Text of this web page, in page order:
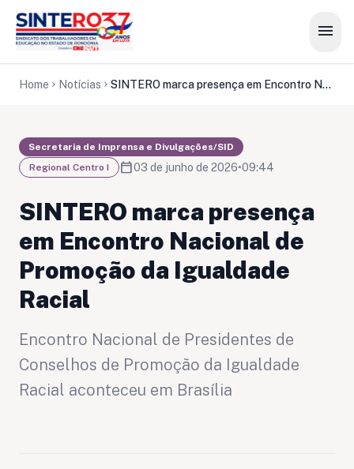
menu
Home chevron_right Notícias chevron_right SINTERO marca presença em Encontro Nacional de Promoção da Igualdade Racial
Secretaria de Imprensa e Divulgações/SID
Regional Centro I
calendar_today03 de junho de 2026•09:44
SINTERO marca presença
em Encontro Nacional de
Promoção da Igualdade
Racial
Encontro Nacional de Presidentes de
Conselhos de Promoção da Igualdade
Racial aconteceu em Brasília